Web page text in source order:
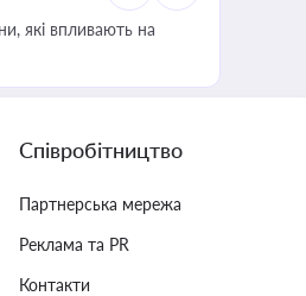
які впливають на
Співробітництво
Партнерська мережа
Реклама та PR
Контакти